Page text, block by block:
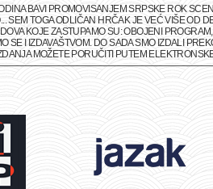
BAVI PROMOVISANJEM SRPSKE ROK
SEM TOGA ODLIČAN HRČAK JE VEĆ VIŠE OD
KOJE ZASTUPAMO SU: OBOJENI
SE I IZDAVAŠTVOM. DO SADA SMO IZDALI
MOŽETE PORUČITI PUTEM